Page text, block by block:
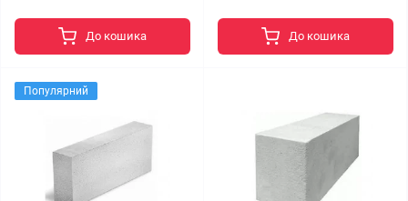
До кошика До кошика
Популярний